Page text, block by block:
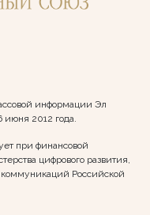
информации Эл
2012 года.
при финансовой
цифрового развития,
Российской